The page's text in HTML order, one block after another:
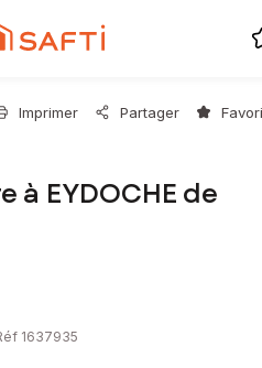
Imprimer Partager
à EYDOCHE de
1637935